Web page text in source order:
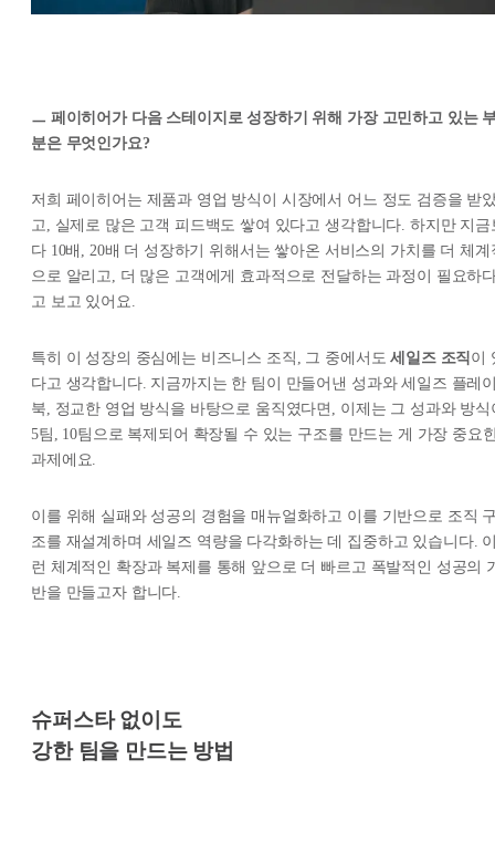
ㅡ 페이히어가 다음 스테이지로 성장하기 위해 가장 고민하고 있는
분은 무엇인가요?
저희 페이히어는 제품과 영업 방식이 시장에서 어느 정도 검증을 받
고, 실제로 많은 고객 피드백도 쌓여 있다고 생각합니다. 하지만 지금
다 10배, 20배 더 성장하기 위해서는 쌓아온 서비스의 가치를 더 체계
으로 알리고, 더 많은 고객에게 효과적으로 전달하는 과정이 필요하
고 보고 있어요.
특히 이 성장의 중심에는 비즈니스 조직, 그 중에서도세일즈 조직 이
다고 생각합니다. 지금까지는 한 팀이 만들어낸 성과와 세일즈 플레
북, 정교한 영업 방식을 바탕으로 움직였다면, 이제는 그 성과와 방식
5팀, 10팀으로 복제되어 확장될 수 있는 구조를 만드는 게 가장 중요
과제에요.
이를 위해 실패와 성공의 경험을 매뉴얼화하고 이를 기반으로 조직
조를 재설계하며 세일즈 역량을 다각화하는 데 집중하고 있습니다.
런 체계적인 확장과 복제를 통해 앞으로 더 빠르고 폭발적인 성공의
반을 만들고자 합니다.
슈퍼스타 없이도
강한 팀을 만드는 방법